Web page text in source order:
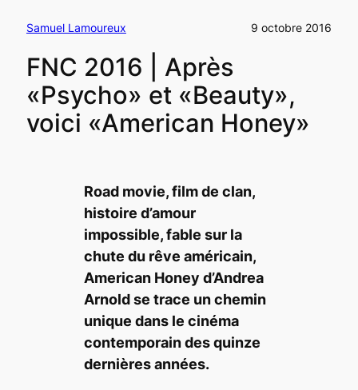
Samuel Lamoureux 9 octobre 2016
FNC 2016 | Après
«Psycho» et «Beauty»,
voici «American Honey»
Road movie, film de clan,
histoire d’amour
impossible, fable sur la
chute du rêve américain,
American Honey d’Andrea
Arnold se trace un chemin
unique dans le cinéma
contemporain des quinze
dernières années.